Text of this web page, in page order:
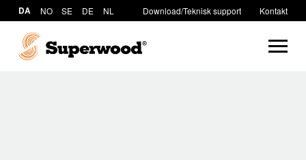
DA NO SE DE NL Download/Teknisk support Kontakt